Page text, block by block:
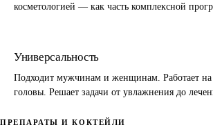
косметологией — как часть комплексной
Универсальность
Подходит мужчинам и женщинам. Работает на
головы. Решает задачи от увлажнения до
ПРЕПАРАТЫ И КОКТЕЙЛИ